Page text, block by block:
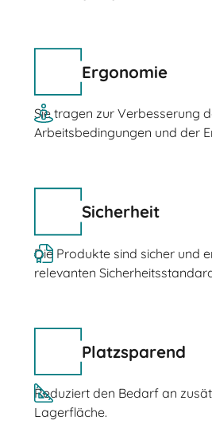
Ergonomie
Sie tragen zur Verbesserung
Arbeitsbedingungen und der
Sicherheit
Die Produkte sind sicher und
relevanten
Platzsparend
Reduziert den Bedarf an
Lagerfläche.